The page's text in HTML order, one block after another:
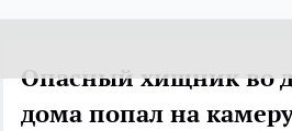
Опасный хищник во
дома попал на